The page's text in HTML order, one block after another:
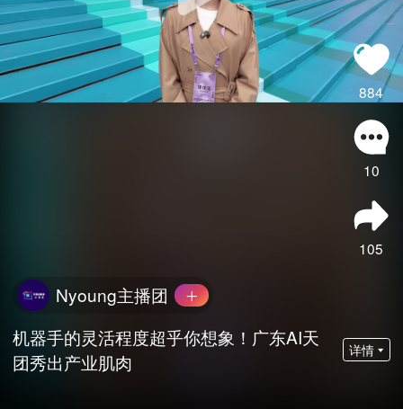
884
10
105
Nyoung主播团
机器手的灵活程度超乎你想象！广东AI天
团秀出产业肌肉
详情